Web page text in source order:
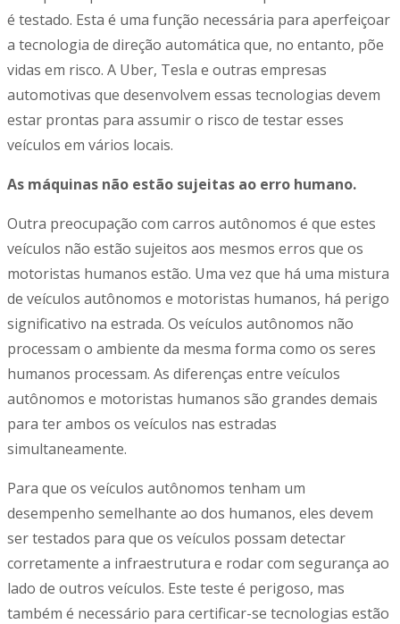
é testado. Esta é uma função necessária para aperfeiçoar
a tecnologia de direção automática que, no entanto, põe
vidas em risco. A Uber, Tesla e outras empresas
automotivas que desenvolvem essas tecnologias devem
estar prontas para assumir o risco de testar esses
veículos em vários locais.
As máquinas não estão sujeitas ao erro humano.
Outra preocupação com carros autônomos é que estes
veículos não estão sujeitos aos mesmos erros que os
motoristas humanos estão. Uma vez que há uma mistura
de veículos autônomos e motoristas humanos, há perigo
significativo na estrada. Os veículos autônomos não
processam o ambiente da mesma forma como os seres
humanos processam. As diferenças entre veículos
autônomos e motoristas humanos são grandes demais
para ter ambos os veículos nas estradas
simultaneamente.
Para que os veículos autônomos tenham um
desempenho semelhante ao dos humanos, eles devem
ser testados para que os veículos possam detectar
corretamente a infraestrutura e rodar com segurança ao
lado de outros veículos. Este teste é perigoso, mas
também é necessário para certificar-se tecnologias estão